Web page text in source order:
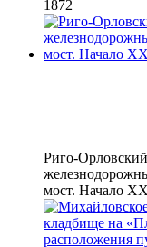
1872
Риго-Орловский
мост. Начало